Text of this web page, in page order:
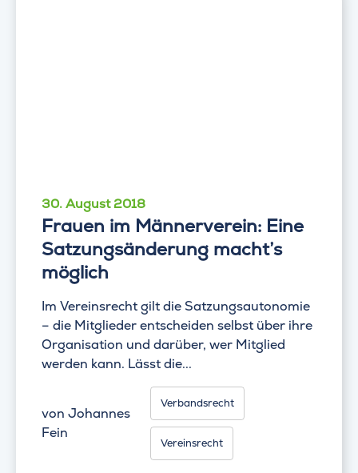
30. August 2018
Frauen im Männerverein: Eine
Satzungsänderung macht’s
möglich
Im Vereinsrecht gilt die Satzungsautonomie
– die Mitglieder entscheiden selbst über ihre
Organisation und darüber, wer Mitglied
werden kann. Lässt die...
von Johannes
Fein
Verbandsrecht
Vereinsrecht